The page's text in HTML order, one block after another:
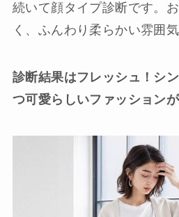
続いて顔タイプ診断です。
く、ふんわり柔らかい雰囲
診断結果はフレッシュ！シ
つ可愛らしいファッション